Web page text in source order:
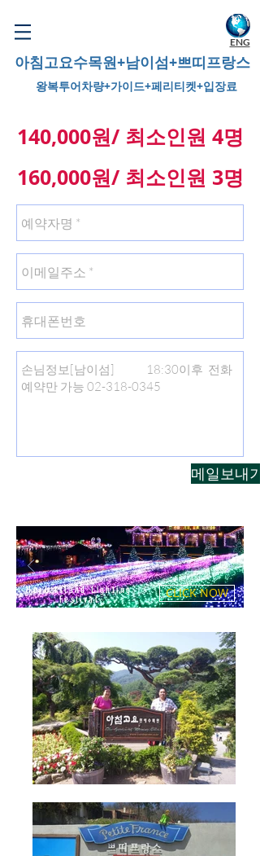
ENG
아침고요수목원+남이섬+쁘띠프랑스
왕복투어차량+가이드+페리티켓+입장료
140,000원/ 최소인원 4명
160,000원/ 최소인원 3명
메일보내기
Herb Island Lighting
Festival
CLICK NOW